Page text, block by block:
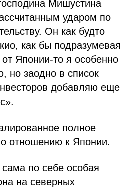
Мишустина
ударом по
Он как будто
как бы подразумевая
Японии-то я особенно
но заодно в список
добавляю еще
полное
отношению к Японии.
по себе особая
на северных